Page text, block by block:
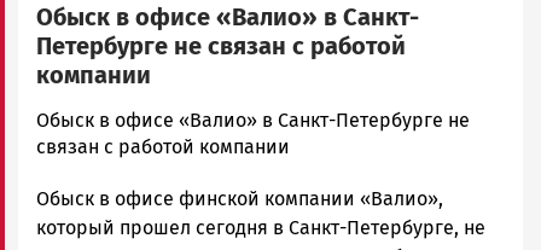
Обыск в офисе «Валио» в Санкт-
Петербурге не связан с работой
компании
admintimur
Новости
и
Карелии
Обыск в офисе «Валио» в Санкт-Петербурге не
связан с работой компании
Обыск в офисе финской компании «Валио»,
который прошел сегодня в Санкт-Петербурге, не